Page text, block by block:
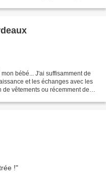
bébé... J'ai suffisamment de
et les échanges avec les
vêtements ou récemment de